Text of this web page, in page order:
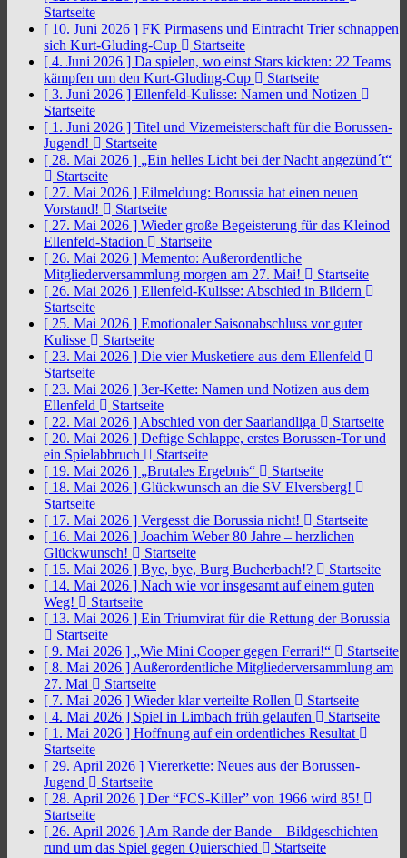
Startseite
[ 10. Juni 2026 ] FK Pirmasens und Eintracht Trier schnappen
sich Kurt-Gluding-Cup
Startseite
[ 4. Juni 2026 ] Da spielen, wo einst Stars kickten: 22 Teams
kämpfen um den Kurt-Gluding-Cup
Startseite
[ 3. Juni 2026 ] Ellenfeld-Kulisse: Namen und Notizen
Startseite
[ 1. Juni 2026 ] Titel und Vizemeisterschaft für die Borussen-
Jugend!
Startseite
[ 28. Mai 2026 ] „Ein helles Licht bei der Nacht angezünd´t“
Startseite
[ 27. Mai 2026 ] Eilmeldung: Borussia hat einen neuen
Vorstand!
Startseite
[ 27. Mai 2026 ] Wieder große Begeisterung für das Kleinod
Ellenfeld-Stadion
Startseite
[ 26. Mai 2026 ] Memento: Außerordentliche
Mitgliederversammlung morgen am 27. Mai!
Startseite
[ 26. Mai 2026 ] Ellenfeld-Kulisse: Abschied in Bildern
Startseite
[ 25. Mai 2026 ] Emotionaler Saisonabschluss vor guter
Kulisse
Startseite
[ 23. Mai 2026 ] Die vier Musketiere aus dem Ellenfeld
Startseite
[ 23. Mai 2026 ] 3er-Kette: Namen und Notizen aus dem
Ellenfeld
Startseite
[ 22. Mai 2026 ] Abschied von der Saarlandliga
Startseite
[ 20. Mai 2026 ] Deftige Schlappe, erstes Borussen-Tor und
ein Spielabbruch
Startseite
[ 19. Mai 2026 ] „Brutales Ergebnis“
Startseite
[ 18. Mai 2026 ] Glückwunsch an die SV Elversberg!
Startseite
[ 17. Mai 2026 ] Vergesst die Borussia nicht!
Startseite
[ 16. Mai 2026 ] Joachim Weber 80 Jahre – herzlichen
Glückwunsch!
Startseite
[ 15. Mai 2026 ] Bye, bye, Burg Bucherbach!?
Startseite
[ 14. Mai 2026 ] Nach wie vor insgesamt auf einem guten
Weg!
Startseite
[ 13. Mai 2026 ] Ein Triumvirat für die Rettung der Borussia
Startseite
[ 9. Mai 2026 ] „Wie Mini Cooper gegen Ferrari!“
Startseite
[ 8. Mai 2026 ] Außerordentliche Mitgliederversammlung am
27. Mai
Startseite
[ 7. Mai 2026 ] Wieder klar verteilte Rollen
Startseite
[ 4. Mai 2026 ] Spiel in Limbach früh gelaufen
Startseite
[ 1. Mai 2026 ] Hoffnung auf ein ordentliches Resultat
Startseite
[ 29. April 2026 ] Viererkette: Neues aus der Borussen-
Jugend
Startseite
[ 28. April 2026 ] Der “FCS-Killer” von 1966 wird 85!
Startseite
[ 26. April 2026 ] Am Rande der Bande – Bildgeschichten
rund um das Spiel gegen Quierschied
Startseite